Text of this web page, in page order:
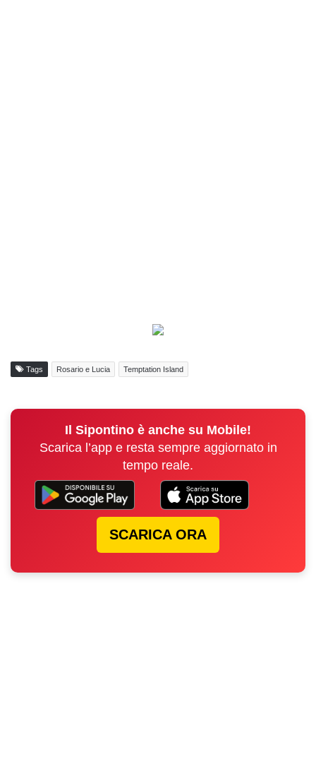
Tags Rosario e Lucia Temptation Island
Il Sipontino è anche su Mobile!
Scarica l’app e resta sempre aggiornato in
tempo reale.
SCARICA ORA